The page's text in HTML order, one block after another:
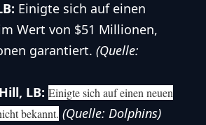
: Einigte sich auf einen
Wert von $51 Millionen,
garantiert. (Quelle:
LB: Einigte sich auf einen neuen
bekannt. (Quelle: Dolphins)